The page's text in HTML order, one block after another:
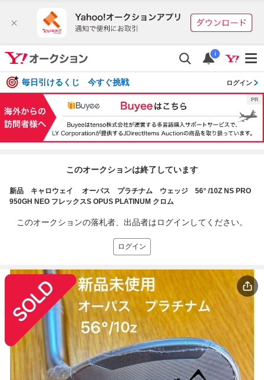
i
毎日引けるくじ 今すぐ挑戦 ログイン
このオークションは終了しています
新品 キャロウェイ オーパス プラチナム ウェッジ 56° /10Z NS PRO
950GH NEO フレックスS OPUS PLATINUM クロム
このオークションの落札者、出品者はログインしてください。
ログイン